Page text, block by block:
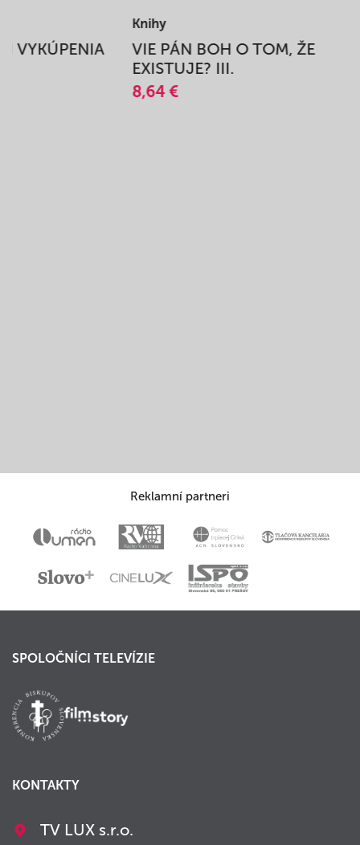
VYKÚPENIA
Knihy
VIE PÁN BOH O TOM, ŽE
EXISTUJE? III.
8,64 €
Reklamní partneri
SPOLOČNÍCI TELEVÍZIE
KONTAKTY
TV LUX s.r.o.